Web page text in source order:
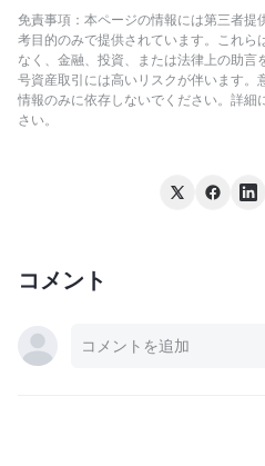
免責事項：本ページの情報には第三者提
考目的のみで提供されています。これら
なく、金融、投資、または法律上の助
号資産取引には高いリスクが伴います。
情報のみに依存しないでください。詳細
さい。
コメント